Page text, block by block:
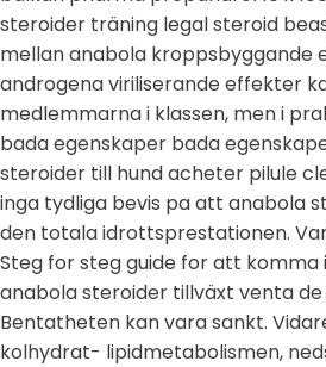
steroider träning legal steroid
mellan anabola kroppsbyggande
androgena viriliserande effekter
medlemmarna i klassen, men i
bada egenskaper bada
steroider till hund acheter pilule
inga tydliga bevis pa att anabola
den totala idrottsprestationen.
Steg for steg guide for att komma
anabola steroider tillväxt venta
Bentatheten kan vara sankt.
kolhydrat- lipidmetabolismen,